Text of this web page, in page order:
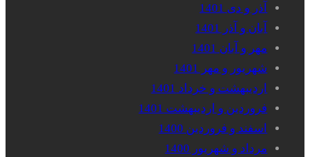
آذر و دی 1401
آبان و آذر 1401
مهر و آبان 1401
شهریور و مهر 1401
اردیبهشت و خرداد 1401
فروردین و اردیبهشت 1401
اسفند و فروردین 1400
مرداد و شهریور 1400